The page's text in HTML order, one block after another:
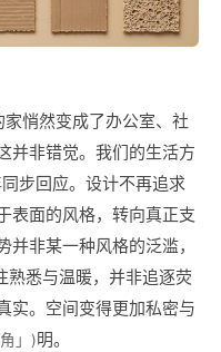
家悄然变成了办公室、社
非错觉。我们的生活方
步回应。设计不再追求
表面的风格，转向真正支
非某一种风格的泛滥，
熟悉与温暖，并非追逐荧
实。空间变得更加私密与
」)明。